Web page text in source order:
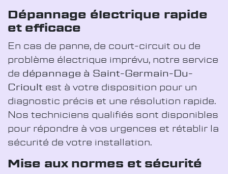
Dépannage électrique rapide
et efficace
En cas de panne, de court-circuit ou de
problème électrique imprévu, notre service
de dépannage à Saint-Germain-Du-
Crioult est à votre disposition pour un
diagnostic précis et une résolution rapide.
Nos techniciens qualifiés sont disponibles
pour répondre à vos urgences et rétablir la
sécurité de votre installation.
Mise aux normes et sécurité